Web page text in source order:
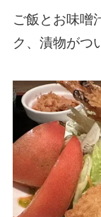
ご飯とお味噌
ク、漬物がつ